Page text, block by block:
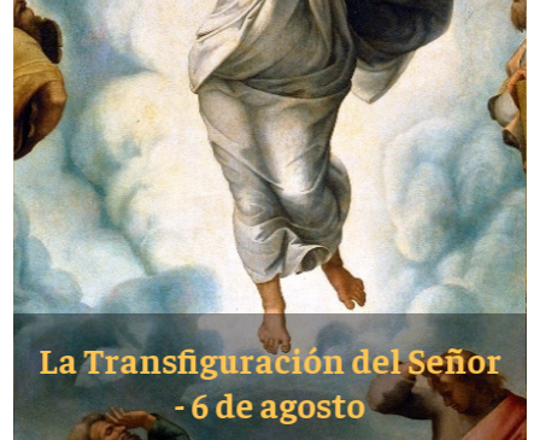
La Transfiguración del Señor
- 6 de agosto